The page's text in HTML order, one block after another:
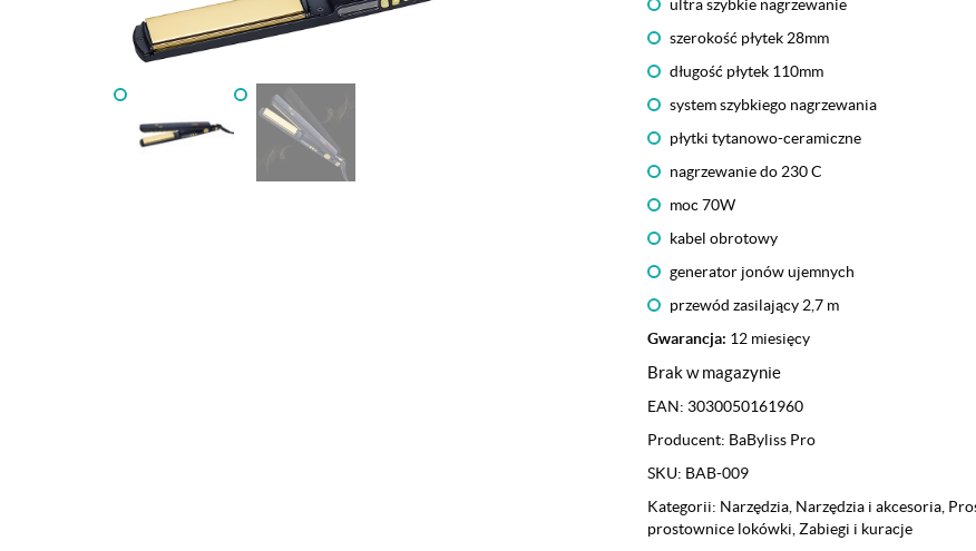
ultra szybkie nagrzewanie
szerokość płytek 28mm
długość płytek 110mm
system szybkiego nagrzewania
płytki tytanowo-ceramiczne
nagrzewanie do 230 C
moc 70W
kabel obrotowy
generator jonów ujemnych
przewód zasilający 2,7 m
Gwarancja: 12 miesięcy
Brak w magazynie
EAN: 3030050161960
Producent: BaByliss Pro
SKU: BAB-009
Kategorii: Narzędzia, Narzędzia i akcesoria,
prostownice lokówki Zabiegi i kuracje